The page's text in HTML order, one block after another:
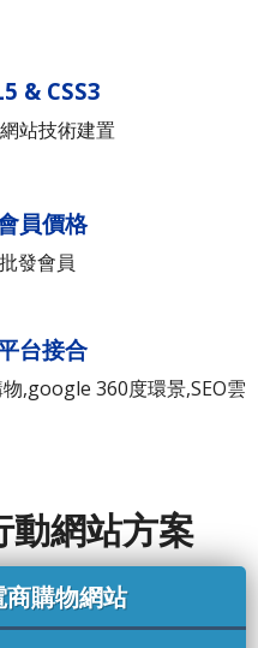
& CSS3
站技術建置
員價格
發會員
台接合
,google 360度環景,SEO雲
動網站方案
購物網站